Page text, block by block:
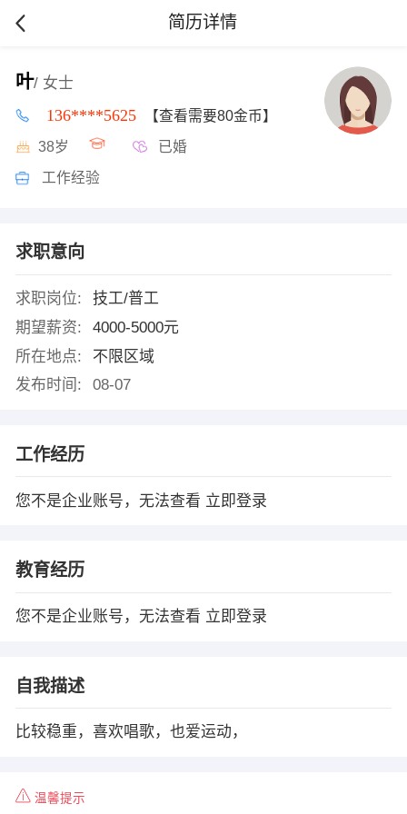
简历详情
叶/ 女士
136****5625 【查看需要80金币】
38岁 已婚
工作经验
求职意向
求职岗位:
技工/普工
期望薪资:
4000-5000元
所在地点:
不限区域
发布时间:
08-07
工作经历
您不是企业账号，无法查看 立即登录
教育经历
您不是企业账号，无法查看 立即登录
自我描述
比较稳重，喜欢唱歌，也爱运动，
温馨提示